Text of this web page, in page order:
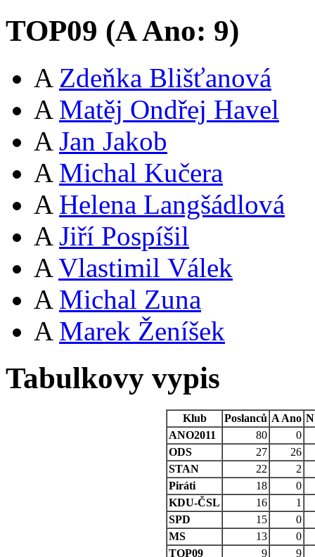
TOP09 (AAno: 9)
A Zdeňka Blišťanová
A Matěj Ondřej Havel
A Jan Jakob
A Michal Kučera
A Helena Langšádlová
A Jiří Pospíšil
A Vlastimil Válek
A Michal Zuna
A Marek Ženíšek
Tabulkovy vypis
Klub Poslanců A Ano N
ANO2011
80
0
ODS
27
26
STAN
22
2
Piráti
18
0
KDU-ČSL
16
1
SPD
15
0
MS
13
0
TOP09
9 9